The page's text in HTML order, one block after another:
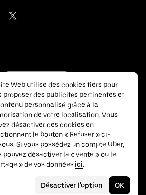
Inc.
Web utilise des cookies tiers pour
proposer des publicités pertinentes et
personnalisé grâce à la
de votre localisation. Vous
désactiver ces cookies en
le bouton « Refuser » ci-
Si vous possédez un compte Uber,
pouvez désactiver la « vente » ou le
» de vos données ici.
Désactiver l'option OK